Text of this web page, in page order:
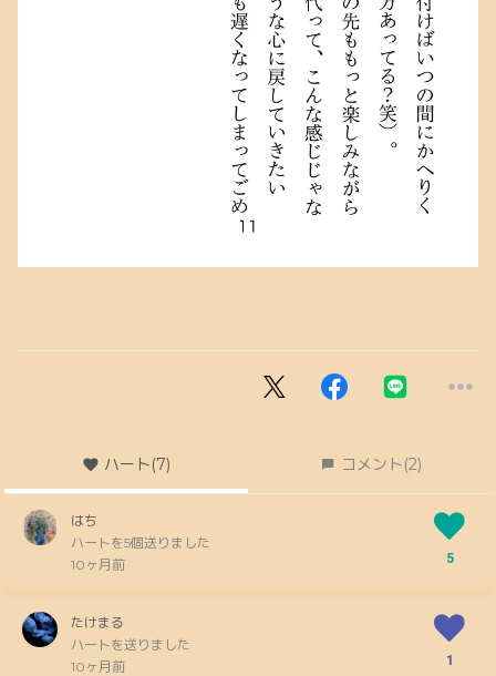
ハート(7) コメント(2)
はち
ハートを5個送りました
10ヶ月前
5
たけまる
ハートを送りました
10ヶ月前
1